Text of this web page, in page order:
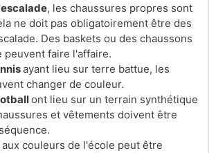
escalade, les chaussures propres sont
ne doit pas obligatoirement être des
Des baskets ou des chaussons
peuvent faire l'affaire.
ayant lieu sur terre battue, les
changer de couleur.
ont lieu sur un terrain synthétique
et vêtements doivent être
couleurs de l'école peut être